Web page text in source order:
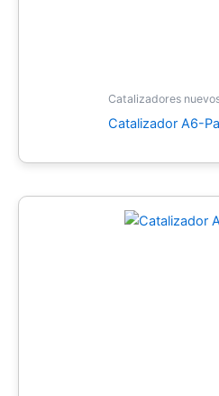
Catalizadores
Catalizador A6-